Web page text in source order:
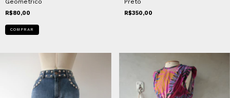
Geométrico
R$80,00
COMPRAR
Preto
R$350,00